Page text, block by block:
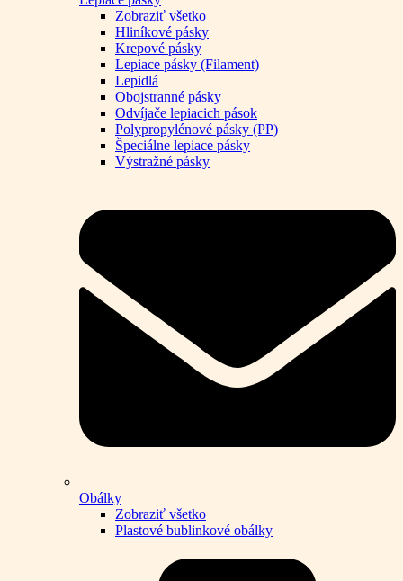
Zobraziť všetko
Hliníkové pásky
Krepové pásky
Lepiace pásky (Filament)
Lepidlá
Obojstranné pásky
Odvíjače lepiacich pások
Polypropylénové pásky (PP)
Špeciálne lepiace pásky
Výstražné pásky
Obálky
Zobraziť všetko
Plastové bublinkové obálky